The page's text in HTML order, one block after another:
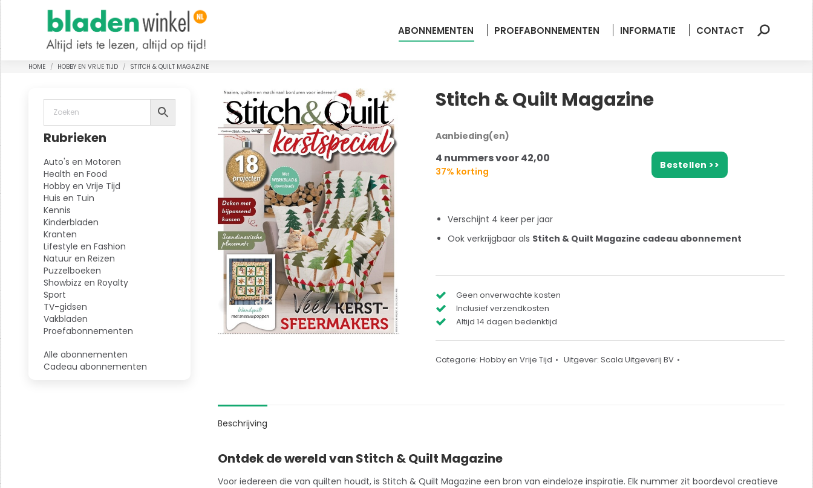
ABONNEMENTEN PROEFABONNEMENTEN INFORMATIE CONTACT Zoeken:
Je bent hier:
HOME HOBBY EN VRIJE TIJD STITCH & QUILT MAGAZINE
Stitch & Quilt Magazine
Aanbieding(en)
4 nummers voor 42,00
37% korting
Bestellen >>
Verschijnt 4 keer per jaar
Ook verkrijgbaar als Stitch & Quilt Magazine cadeau abonnement
Geen onverwachte kosten
Inclusief verzendkosten
Altijd 14 dagen bedenktijd
Categorie: Hobby en Vrije Tijd Uitgever: Scala Uitgeverij BV
Beschrijving
Ontdek de wereld van Stitch & Quilt Magazine
Voor iedereen die van quilten houdt, is Stitch & Quilt Magazine een bron van eindeloze inspiratie. Elk nummer zit boordevol creatieve
Rubrieken
Auto's en Motoren
Health en Food
Hobby en Vrije Tijd
Huis en Tuin
Kennis
Kinderbladen
Kranten
Lifestyle en Fashion
Natuur en Reizen
Puzzelboeken
Showbizz en Royalty
Sport
TV-gidsen
Vakbladen
Proefabonnementen
Alle abonnementen
Cadeau abonnementen